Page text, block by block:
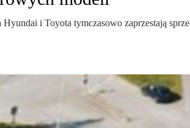
i Toyota tymczasowo zaprzestają